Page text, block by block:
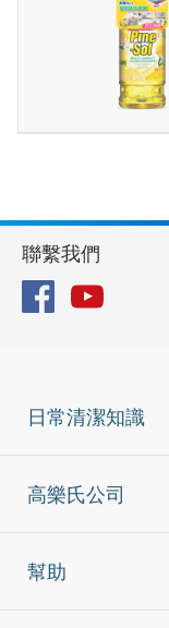
日常清潔知識
高樂氏公司
幫助
聯繫我們
FacebookYouTube